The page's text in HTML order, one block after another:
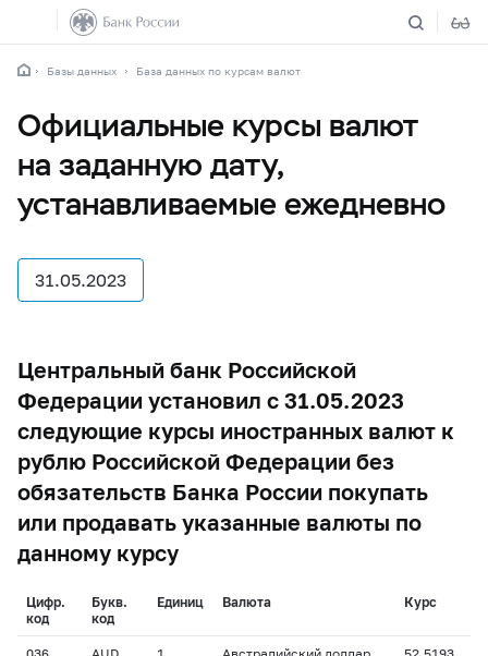
Базы данных База данных по курсам валют
Официальные курсы валют
на заданную дату,
устанавливаемые ежедневно
31.05.2023
Центральный банк Российской
Федерации установил с 31.05.2023
следующие курсы иностранных валют к
рублю Российской Федерации без
обязательств Банка России покупать
или продавать указанные валюты по
данному курсу
Цифр.
код
Букв.
код
Единиц Валюта Курс